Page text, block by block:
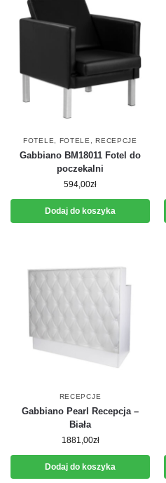
FOTELE FOTELE ,RECEPCJE
Gabbiano BM18011 Fotel do
poczekalni
594,00zł
Dodaj do koszyka
RECEPCJE
Gabbiano Pearl Recepcja –
Biała
1881,00zł
Dodaj do koszyka